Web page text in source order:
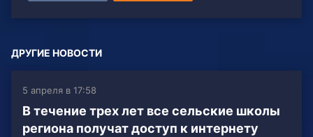
ДРУГИЕ НОВОСТИ
5 апреля в 17:58
В течение трех лет все сельские школы
региона получат доступ к интернету